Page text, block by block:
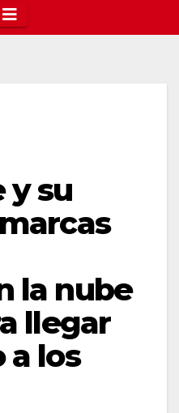
su
la nube
llegar
a los